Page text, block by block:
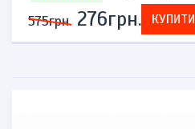
575грн. 276грн. КУПИТИ